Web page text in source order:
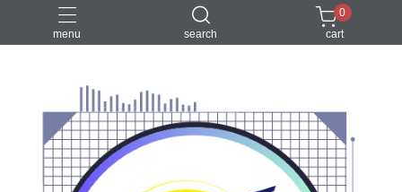
menu search
0
cart